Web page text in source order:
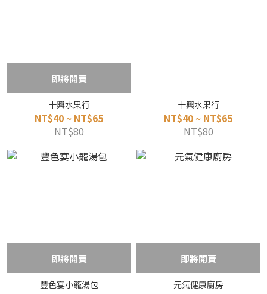
即將開賣
十興水果行
NT$40 ~ NT$65
NT$80
十興水果行
NT$40 ~ NT$65
NT$80
即將開賣
豐色宴小籠湯包
即將開賣
元氣健康廚房